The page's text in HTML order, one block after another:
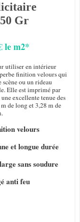
Gr
le m2*
utiliser en intérieur
finition velours qui
ou un rideau
Elle est imprimé par
excellente tenue des
de long et 3,28 m de
velours
et longue durée
sans soudure
anti feu